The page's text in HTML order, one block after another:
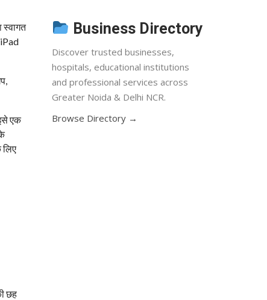
स्वागत
एक
लिए
छह
Business Directory
Discover trusted businesses,
hospitals, educational institutions
and professional services across
Greater Noida & Delhi NCR.
Browse Directory →